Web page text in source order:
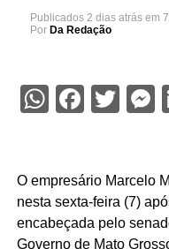
Publicados 2 dias atrás em
Por Da Redação
O empresário Marcelo
nesta sexta-feira (7)
encabeçada pelo
Governo de Mato